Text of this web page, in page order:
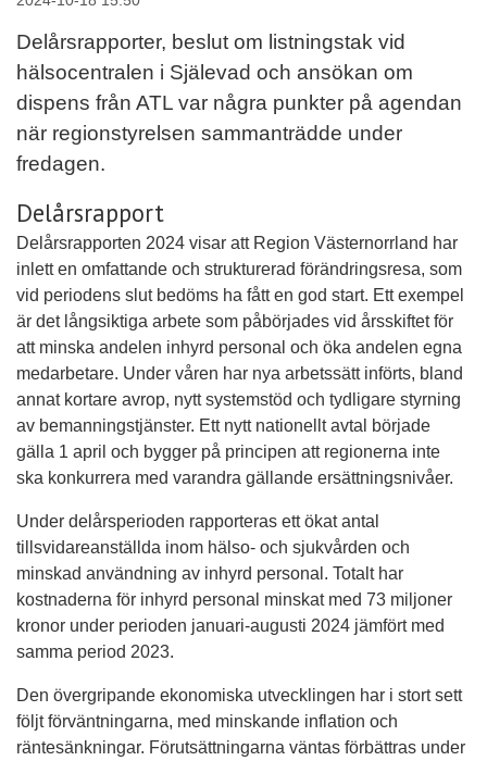
Delårsrapporter, beslut om listningstak vid
hälsocentralen i Själevad och ansökan om
dispens från ATL var några punkter på agendan
när regionstyrelsen sammanträdde under
fredagen.
Delårsrapport
Delårsrapporten 2024 visar att Region Västernorrland har
inlett en omfattande och strukturerad förändringsresa, som
vid periodens slut bedöms ha fått en god start. Ett exempel
är det långsiktiga arbete som påbörjades vid årsskiftet för
att minska andelen inhyrd personal och öka andelen egna
medarbetare. Under våren har nya arbetssätt införts, bland
annat kortare avrop, nytt systemstöd och tydligare styrning
av bemanningstjänster. Ett nytt nationellt avtal började
gälla 1 april och bygger på principen att regionerna inte
ska konkurrera med varandra gällande ersättningsnivåer.
Under delårsperioden rapporteras ett ökat antal
tillsvidareanställda inom hälso- och sjukvården och
minskad användning av inhyrd personal. Totalt har
kostnaderna för inhyrd personal minskat med 73 miljoner
kronor under perioden januari-augusti 2024 jämfört med
samma period 2023.
Den övergripande ekonomiska utvecklingen har i stort sett
följt förväntningarna, med minskande inflation och
räntesänkningar. Förutsättningarna väntas förbättras under